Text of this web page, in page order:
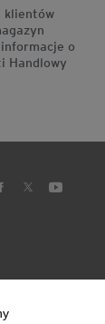
klientów
o
Handlowy